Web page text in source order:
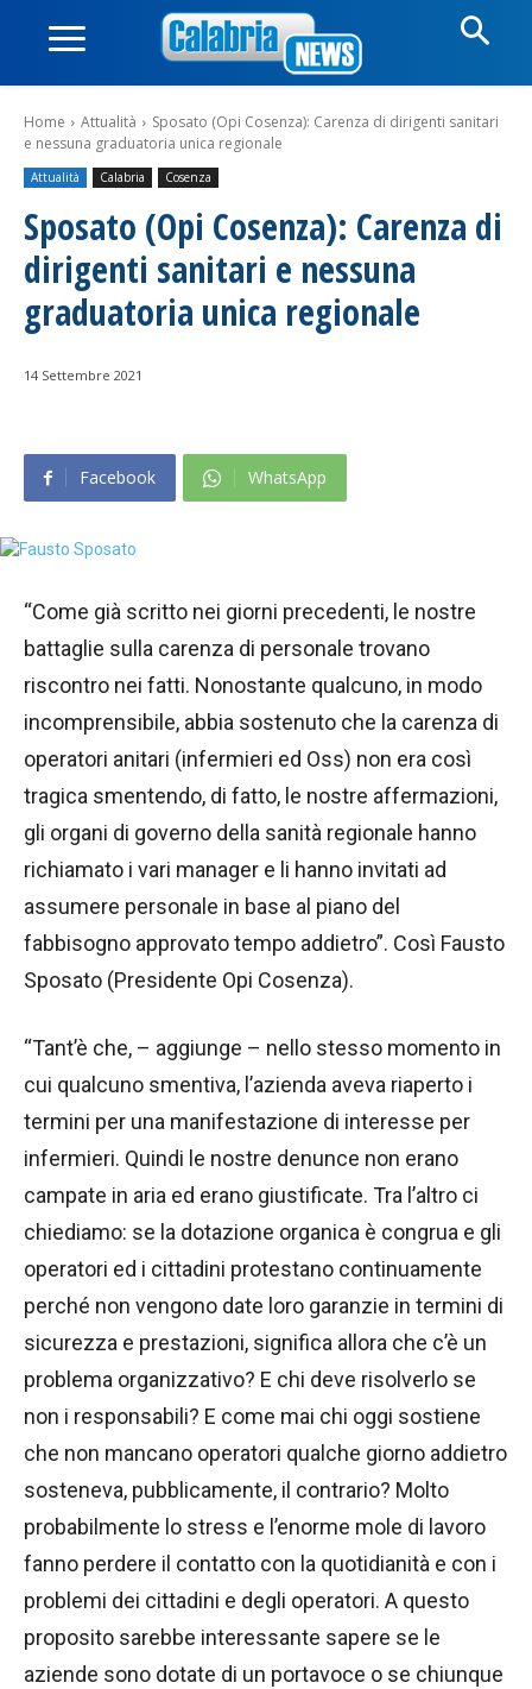
Home Attualità
Sposato (Opi Cosenza): Carenza di dirigenti sanitari
e nessuna graduatoria unica regionale
Attualità Calabria Cosenza
Sposato (Opi Cosenza): Carenza di
dirigenti sanitari e nessuna
graduatoria unica regionale
14 Settembre 2021
Facebook WhatsApp
“Come già scritto nei giorni precedenti, le nostre
battaglie sulla carenza di personale trovano
riscontro nei fatti. Nonostante qualcuno, in modo
incomprensibile, abbia sostenuto che la carenza di
operatori anitari (infermieri ed Oss) non era così
tragica smentendo, di fatto, le nostre affermazioni,
gli organi di governo della sanità regionale hanno
richiamato i vari manager e li hanno invitati ad
assumere personale in base al piano del
fabbisogno approvato tempo addietro”. Così Fausto
Sposato (Presidente Opi Cosenza).
“Tant’è che, – aggiunge – nello stesso momento in
cui qualcuno smentiva, l’azienda aveva riaperto i
termini per una manifestazione di interesse per
infermieri. Quindi le nostre denunce non erano
campate in aria ed erano giustificate. Tra l’altro ci
chiediamo: se la dotazione organica è congrua e gli
operatori ed i cittadini protestano continuamente
perché non vengono date loro garanzie in termini di
sicurezza e prestazioni, significa allora che c’è un
problema organizzativo? E chi deve risolverlo se
non i responsabili? E come mai chi oggi sostiene
che non mancano operatori qualche giorno addietro
sosteneva, pubblicamente, il contrario? Molto
probabilmente lo stress e l’enorme mole di lavoro
fanno perdere il contatto con la quotidianità e con i
problemi dei cittadini e degli operatori. A questo
proposito sarebbe interessante sapere se le
aziende sono dotate di un portavoce o se chiunque